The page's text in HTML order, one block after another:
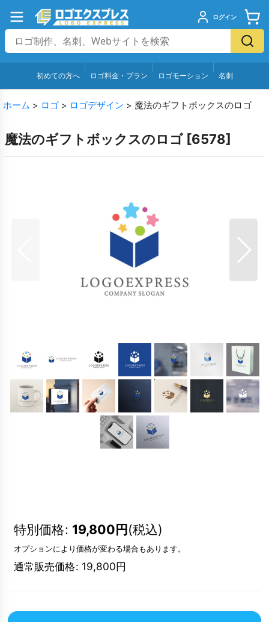
ログイン
初めての方へ ロゴ料金・プラン ロゴモーション 名刺
ホーム > ロゴ > ロゴデザイン > 魔法のギフトボックスのロゴ
魔法のギフトボックスのロゴ [6578]
特別価格: 19,800円(税込)
オプションにより価格が変わる場合もあります。
通常販売価格: 19,800円